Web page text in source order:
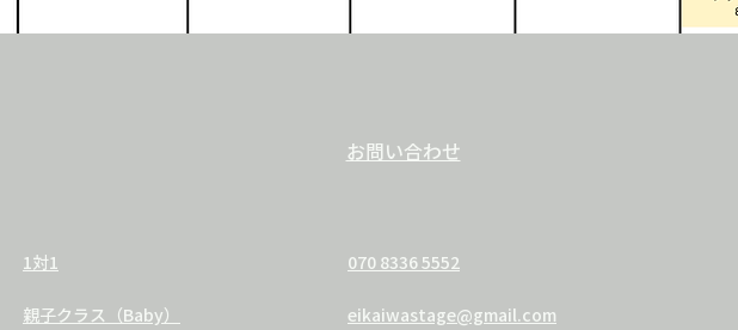
お問い合わせ
1対1
親子クラス（Baby）
070 8336 5552
eikaiwastage@gmail.com